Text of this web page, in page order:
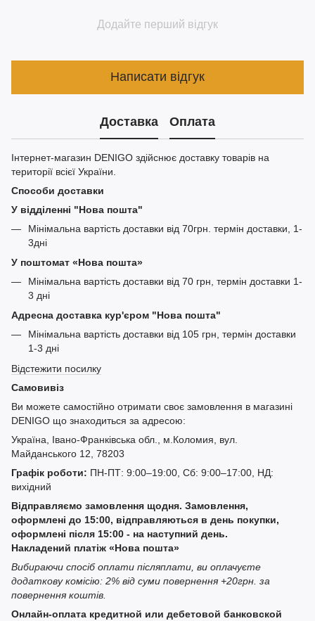
Додайте перший відгук
Написати відгук
Доставка Оплата
Інтернет-магазин DENIGO здійснює доставку товарів на
території всієї України.
Способи доставки
У відділенні "Нова пошта"
Мінімальна вартість доставки від 70грн. термін доставки, 1-
3дні
У поштомат «Нова пошта»
Мінімальна вартість доставки від 70 грн, термін доставки 1-
3 дні
Адресна доставка кур'єром "Нова пошта"
Мінімальна вартість доставки від 105 грн, термін доставки
1-3 дні
Відстежити посилку
Самовивіз
Ви можете самостійно отримати своє замовлення в магазині
DENIGO що знаходиться за адресою:
Україна, Івано-Франківська обл., м.Коломия, вул.
Майданського 12, 78203
Графік роботи: ПН-ПТ: 9:00–19:00, Сб: 9:00–17:00, НД:
вихідний
Відправляємо замовлення щодня. Замовлення,
оформлені до 15:00, відправляються в день покупки,
оформлені після 15:00 - на наступний день.
Накладений платіж «Нова пошта»
Вибираючи спосіб оплати післяплати, ви оплачуєте
додаткову комісію: 2% від суми повернення +20грн. за
повернення коштів.
Онлайн-оплата кредитной или дебетовой банковской